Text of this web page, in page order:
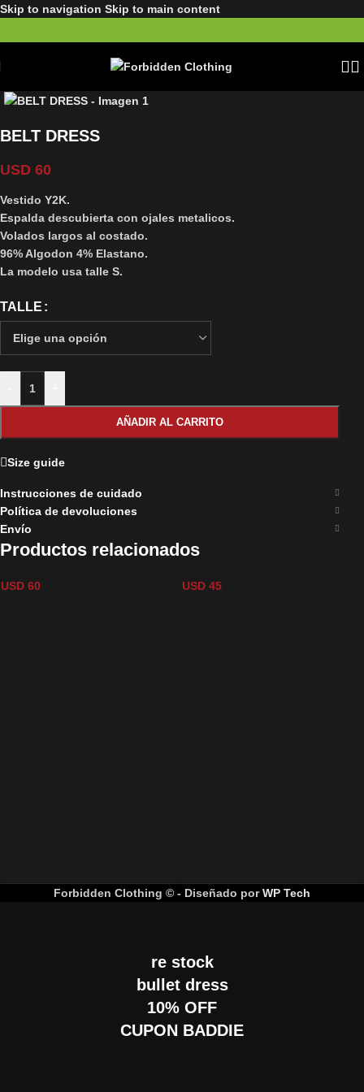
Skip to navigation Skip to main content
BELT DRESS
USD 60
Vestido Y2K.
Espalda descubierta con ojales metalicos.
Volados largos al costado.
96% Algodon 4% Elastano.
La modelo usa talle S.
TALLE
AÑADIR AL CARRITO
Size guide
Instrucciones de cuidado
Política de devoluciones
Envío
Productos relacionados
BULLET PROOF LACE DRESS
USD 60
VESTIDO V NEGRO
USD 45
Forbidden Clothing © - Diseñado porWP Tech
re stock
bullet dress
10% OFF
CUPON BADDIE